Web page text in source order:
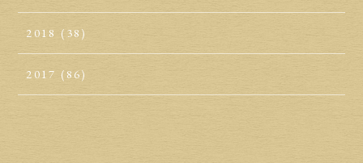
2018 (38)
2017 (86)